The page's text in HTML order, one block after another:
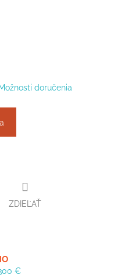
Možnosti doručenia
ZDIEĽAŤ
€